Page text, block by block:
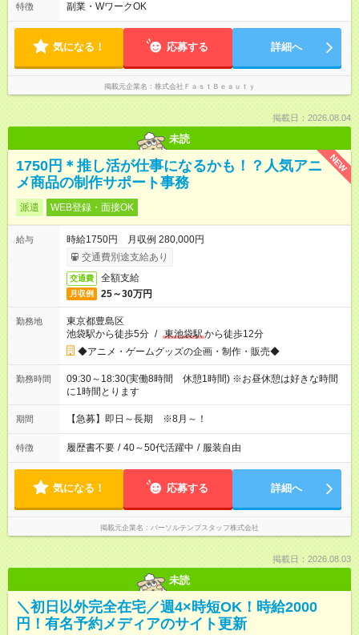
特徴 副業・WワークOK
気になる！ 応募する 詳細へ
掲載元企業名 株式会社ＦａｓｔＢｅａｕｔｙ
掲載日：2026.08.04
未読
NEW
1750円＊推し活が仕事になるかも！？人気アニ
メ商品の制作サポート事務
派遣 WEB登録・面接OK
給与
時給1750円 月収例 280,000円
交通費別途支給あり
交通費 全額支給
月収例 25～30万円
勤務地
東京都豊島区
池袋駅から徒歩5分 / 東池袋駅から徒歩12分
◆アニメ・ゲームグッズの企画・制作・販売◆
勤務時間
09:30～18:30(実働8時間 休憩1時間) ※お昼休憩は好きな時間
に1時間とります
期間 【急募】即日～長期 ※8月～！
特徴 履歴書不要 / 40～50代活躍中 / 服装自由
気になる！ 応募する 詳細へ
掲載元企業名 パーソルテンプスタッフ株式会社
掲載日：2026.08.03
未読
＼初日以外完全在宅／週4×時短OK！時給2000
円！有名予約メディアのサイト更新